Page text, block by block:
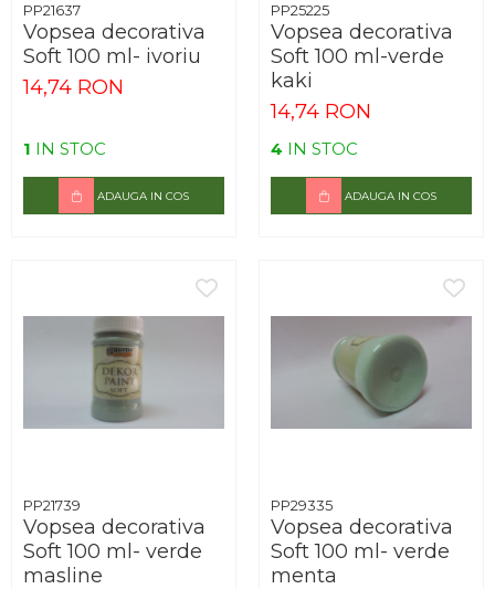
PP21637
Vopsea decorativa
Soft 100 ml- ivoriu
14,74 RON
1 IN STOC
ADAUGA IN COS
PP25225
Vopsea decorativa
Soft 100 ml-verde
kaki
14,74 RON
4 IN STOC
ADAUGA IN COS
PP21739
Vopsea decorativa
Soft 100 ml- verde
masline
PP29335
Vopsea decorativa
Soft 100 ml- verde
menta